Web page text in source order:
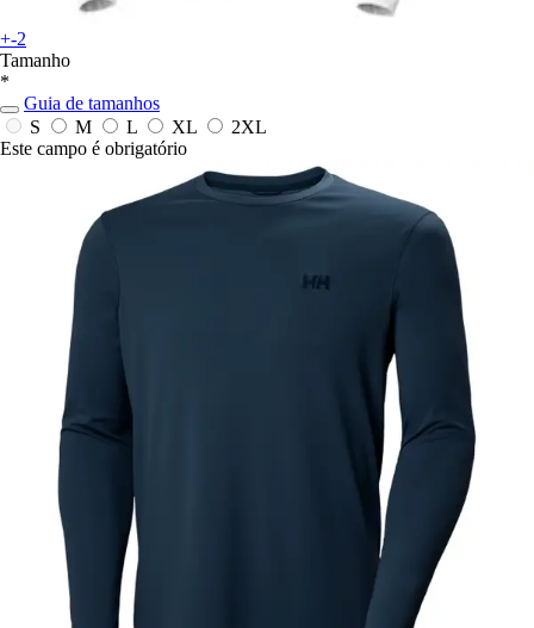
+-2
Tamanho
*
Guia de tamanhos
S
M L XL
2XL
Este campo é obrigatório